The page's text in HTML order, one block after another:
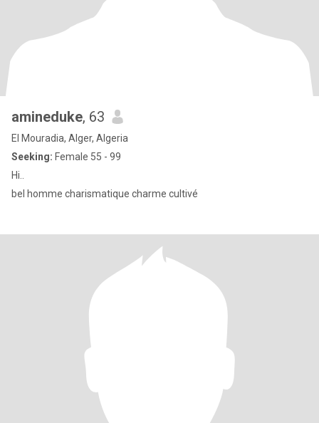
amineduke, 63
El Mouradia, Alger, Algeria
Seeking: Female 55 - 99
Hi..
bel homme charismatique charme cultivé